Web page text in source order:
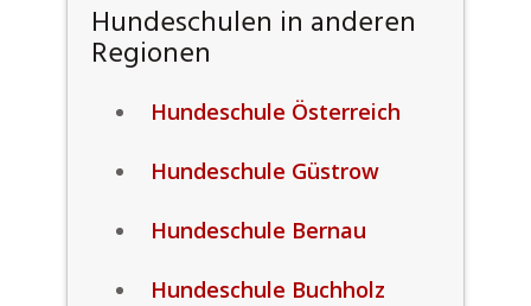
Hundeschulen in anderen
Regionen
Hundeschule Österreich
Hundeschule Güstrow
Hundeschule Bernau
Hundeschule Buchholz